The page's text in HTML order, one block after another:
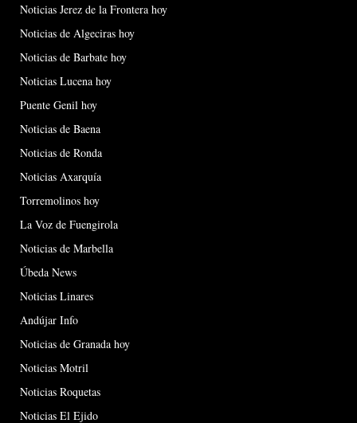
Noticias Jerez de la Frontera hoy
Noticias de Algeciras hoy
Noticias de Barbate hoy
Noticias Lucena hoy
Puente Genil hoy
Noticias de Baena
Noticias de Ronda
Noticias Axarquía
Torremolinos hoy
La Voz de Fuengirola
Noticias de Marbella
Úbeda News
Noticias Linares
Andújar Info
Noticias de Granada hoy
Noticias Motril
Noticias Roquetas
Noticias El Ejido